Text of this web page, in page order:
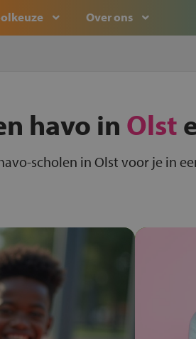
Over ons
havo in Olst
scholen in Olst voor je in